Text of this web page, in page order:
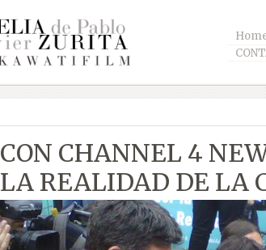
CON CHANNEL 4
LA REALIDAD DE LA